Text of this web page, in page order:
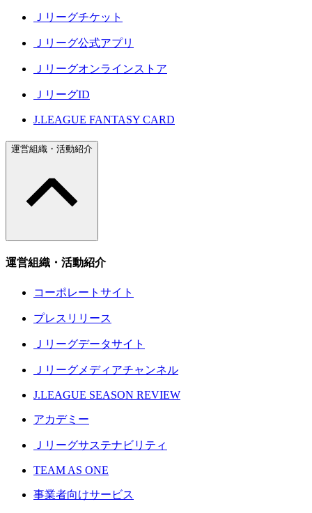
Ｊリーグチケット
Ｊリーグ公式アプリ
Ｊリーグオンラインストア
ＪリーグID
J.LEAGUE FANTASY CARD
運営組織・活動紹介
運営組織・活動紹介
コーポレートサイト
プレスリリース
Ｊリーグデータサイト
Ｊリーグメディアチャンネル
J.LEAGUE SEASON REVIEW
アカデミー
Ｊリーグサステナビリティ
TEAM AS ONE
事業者向けサービス